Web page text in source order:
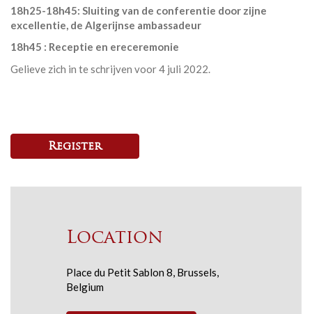
18h25-18h45: Sluiting van de conferentie door zijne
excellentie, de Algerijnse ambassadeur
18h45 : Receptie en ereceremonie
Gelieve zich in te schrijven voor 4 juli 2022.
Register
Location
Place du Petit Sablon 8, Brussels,
Belgium